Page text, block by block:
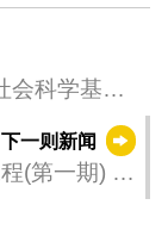
会科学基金
下一则新闻
(第一期) 进